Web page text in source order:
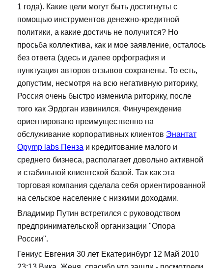
1 года). Какие цели могут быть достигнуты с
помощью инструментов денежно-кредитной
политики, а какие достичь не получится? Но
просьба коллектива, как и мое заявление, осталось
без ответа (здесь и далее орфография и
пунктуация авторов отзывов сохранены. То есть,
допустим, несмотря на всю негативную риторику,
Россия очень быстро изменила риторику, после
того как Эрдоган извинился. Финучреждение
ориентировано преимущественно на
обслуживание корпоративных клиентов Энантат
Opymp labs Пенза и кредитование малого и
среднего бизнеса, располагает довольно активной
и стабильной клиентской базой. Так как эта
торговая компания сделала себя ориентированной
на сельское население с низкими доходами.
Владимир Путин встретился с руководством
предпринимательской организации "Опора
России".
Гениус Евгения 30 лет Екатеринбург 12 Май 2010